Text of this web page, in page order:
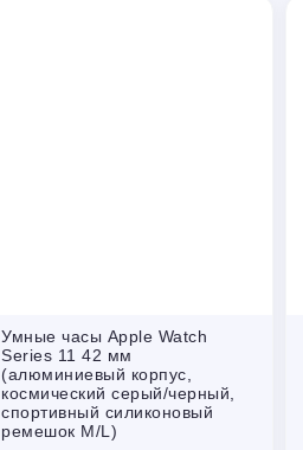
Умные часы Apple Watch
Series 11 42 мм
(алюминиевый корпус,
космический серый/черный,
спортивный силиконовый
ремешок M/L)